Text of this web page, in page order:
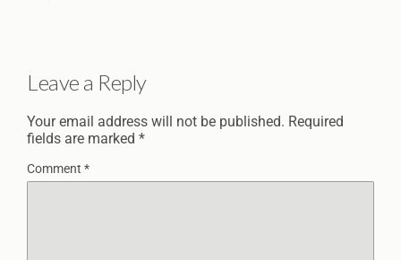
Leave a Reply
Your email address will not be published. Required
fields are marked *
Comment *